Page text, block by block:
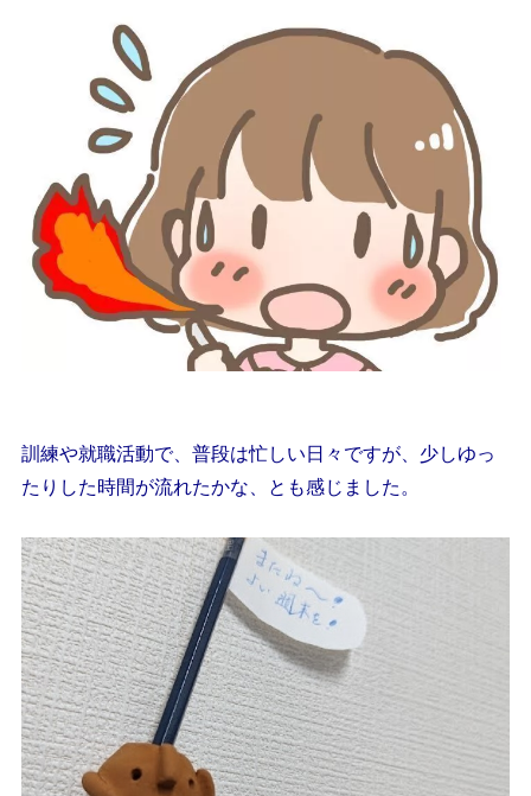
訓練や就職活動で、普段は忙しい日々ですが、少しゆっ
たりした時間が流れたかな、とも感じました。